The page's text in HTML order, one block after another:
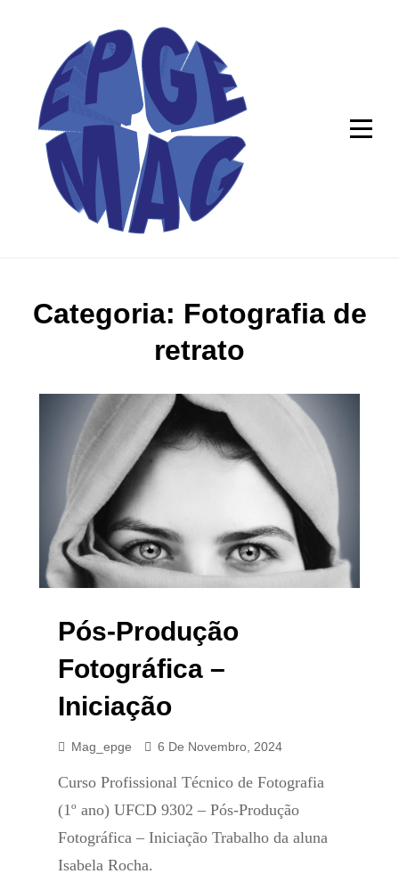
Categoria: Fotografia de
retrato
Pós-Produção
Fotográfica –
Iniciação
Mag_epge 6 De Novembro, 2024
Curso Profissional Técnico de Fotografia
(1º ano) UFCD 9302 – Pós-Produção
Fotográfica – Iniciação Trabalho da aluna
Isabela Rocha.